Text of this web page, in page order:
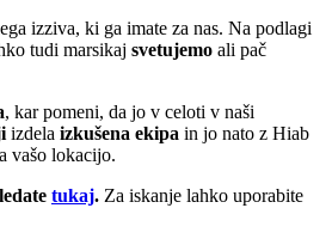
izziva, ki ga imate za nas. Na podlagi
tudi marsikaj svetujemo ali pač
, kar pomeni, da jo v celoti v naši
izdela izkušena ekipa in jo nato z Hiab
vašo lokacijo.
tukaj. Za iskanje lahko uporabite